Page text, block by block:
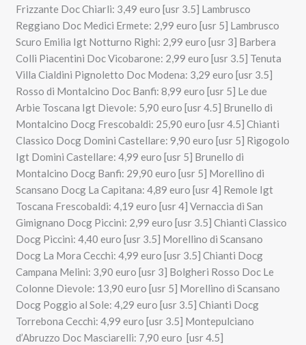
Frizzante Doc Chiarli: 3,49 euro [usr 3.5] Lambrusco
Reggiano Doc Medici Ermete: 2,99 euro [usr 5] Lambrusco
Scuro Emilia Igt Notturno Righi: 2,99 euro [usr 3] Barbera
Colli Piacentini Doc Vicobarone: 2,99 euro [usr 3.5] Tenuta
Villa Cialdini Pignoletto Doc Modena: 3,29 euro [usr 3.5]
Rosso di Montalcino Doc Banfi: 8,99 euro [usr 5] Le due
Arbie Toscana Igt Dievole: 5,90 euro [usr 4.5] Brunello di
Montalcino Docg Frescobaldi: 25,90 euro [usr 4.5] Chianti
Classico Docg Domini Castellare: 9,90 euro [usr 5] Rigogolo
Igt Domini Castellare: 4,99 euro [usr 5] Brunello di
Montalcino Docg Banfi: 29,90 euro [usr 5] Morellino di
Scansano Docg La Capitana: 4,89 euro [usr 4] Remole Igt
Toscana Frescobaldi: 4,19 euro [usr 4] Vernaccia di San
Gimignano Docg Piccini: 2,99 euro [usr 3.5] Chianti Classico
Docg Piccini: 4,40 euro [usr 3.5] Morellino di Scansano
Docg La Mora Cecchi: 4,99 euro [usr 3.5] Chianti Docg
Campana Melini: 3,90 euro [usr 3] Bolgheri Rosso Doc Le
Colonne Dievole: 13,90 euro [usr 5] Morellino di Scansano
Docg Poggio al Sole: 4,29 euro [usr 3.5] Chianti Docg
Torrebona Cecchi: 4,99 euro [usr 3.5] Montepulciano
d’Abruzzo Doc Masciarelli: 7,90 euro [usr 4.5]